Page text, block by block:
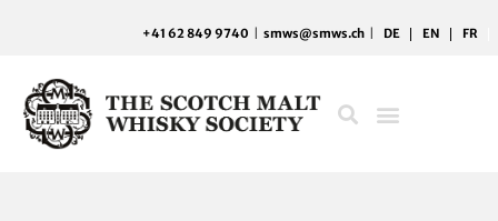
+41 62 849 9740 smws@smws.ch DE EN FR